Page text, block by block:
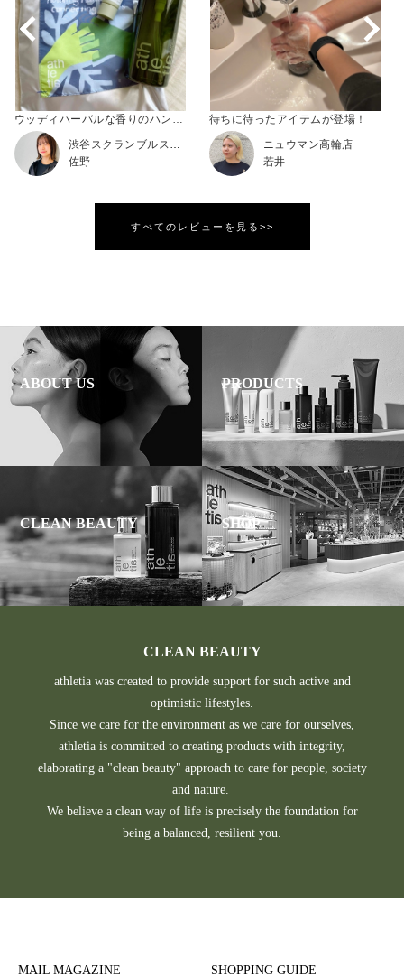
ウッディハーバルな香りのハンドケアギフト！
渋谷スクランブルスクエア
佐野
待ちに待ったアイテムが登場！
ニュウマン高輪店
若井
すべてのレビューを見る>>
ABOUT US PRODUCTS
CLEAN BEAUTY SHOP
CLEAN BEAUTY
athletia was created to provide support for such active and
optimistic lifestyles.
Since we care for the environment as we care for ourselves,
athletia is committed to creating products with integrity,
elaborating a "clean beauty" approach to care for people, society
and nature.
We believe a clean way of life is precisely the foundation for
being a balanced, resilient you.
MAIL MAGAZINE SHOPPING GUIDE